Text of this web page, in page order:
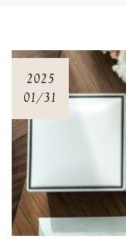
2025
01/31